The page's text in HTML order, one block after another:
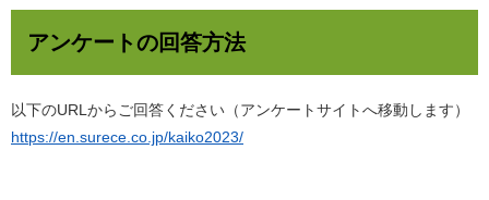
アンケートの回答方法
以下のURLからご回答ください（アンケートサイトへ移動します）
https://en.surece.co.jp/kaiko2023/